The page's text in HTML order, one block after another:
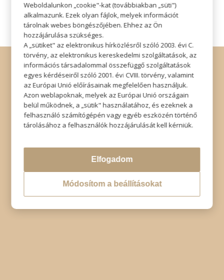
© Copyright - Szabó Imre Hair & Beauty
Elállás
Weboldalunkon „cookie"-kat (továbbiakban „süti")
alkalmazunk. Ezek olyan fájlok, melyek információt
tárolnak webes böngészőjében. Ehhez az Ön
hozzájárulása szükséges.
A „sütiket" az elektronikus hírközlésről szóló 2003. évi C.
törvény, az elektronikus kereskedelmi szolgáltatások, az
információs társadalommal összefüggő szolgáltatások
egyes kérdéseiről szóló 2001. évi CVIII. törvény, valamint
az Európai Unió előírásainak megfelelően használjuk.
Azon weblapoknak, melyek az Európai Unió országain
belül működnek, a „sütik" használatához, és ezeknek a
felhasználó számítógépén vagy egyéb eszközén történő
tárolásához a felhasználók hozzájárulását kell kérniük.
Elfogadom
Módosítom a beállításokat